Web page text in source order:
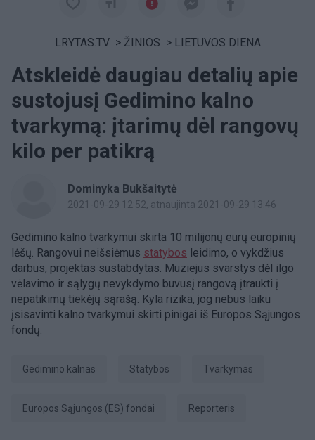
LRYTAS.TV > ŽINIOS > LIETUVOS DIENA
Atskleidė daugiau detalių apie
sustojusį Gedimino kalno
tvarkymą: įtarimų dėl rangovų
kilo per patikrą
Dominyka Bukšaitytė
2021-09-29 12:52, atnaujinta 2021-09-29 13:46
Gedimino kalno tvarkymui skirta 10 milijonų eurų europinių
lėšų. Rangovui neišsiėmus statybos leidimo, o vykdžius
darbus, projektas sustabdytas. Muziejus svarstys dėl ilgo
vėlavimo ir sąlygų nevykdymo buvusį rangovą įtraukti į
nepatikimų tiekėjų sąrašą. Kyla rizika, jog nebus laiku
įsisavinti kalno tvarkymui skirti pinigai iš Europos Sąjungos
fondų.
Gedimino kalnas Statybos tvarkymas
Europos Sąjungos (ES) fondai Reporteris